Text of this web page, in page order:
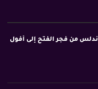
من فجر الفتح إلى أفول